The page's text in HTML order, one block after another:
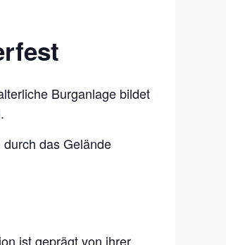
Burganlage bildet
das Gelände
ist geprägt von ihrer